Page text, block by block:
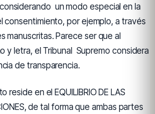
considerando un modo especial en la
consentimiento, por ejemplo, a través
manuscritas. Parece ser que al
y letra, el Tribunal Supremo considera
de transparencia.
reside en el EQUILIBRIO DE LAS
de tal forma que ambas partes